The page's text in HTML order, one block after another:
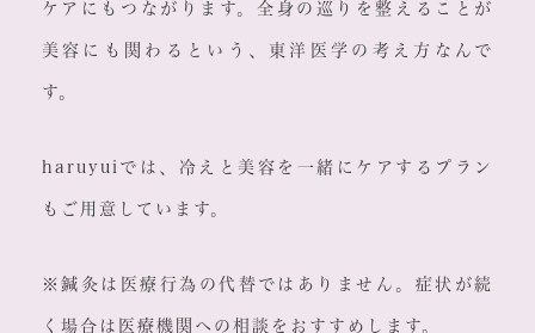
ケアにもつながります。全身の巡りを整えることが
美容にも関わるという、東洋医学の考え方なんで
す。
haruyuiでは、冷えと美容を一緒にケアするプラン
もご用意しています。
※鍼灸は医療行為の代替ではありません。症状が続
く場合は医療機関への相談をおすすめします。